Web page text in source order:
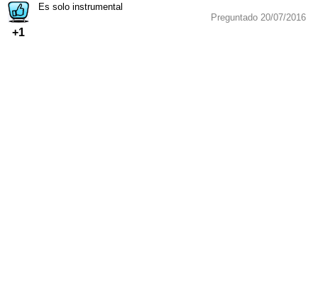
+1
Es solo instrumental
Preguntado 20/07/2016